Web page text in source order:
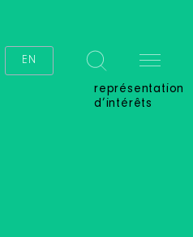
EN
représentation
d’intérêts